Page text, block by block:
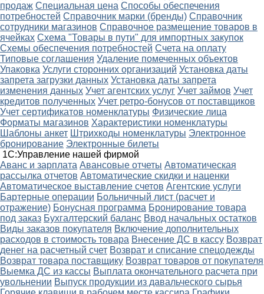
продаж Специальная цена Способы обеспечения
потребностей Справочник марки (бренды) Справочник
сотрудники магазинов Справочное размещение товаров в
ячейках Схема "Товары в пути" для импортных закупок
Схемы обеспечения потребностей Счета на оплату
Типовые соглашения Удаление помеченных объектов
Упаковка Услуги сторонних организаций Установка даты
запрета загрузки данных Установка даты запрета
изменения данных Учет агентских услуг Учет займов Учет
кредитов полученных Учет ретро-бонусов от поставщиков
Учет сертификатов номенклатуры Физические лица
Форматы магазинов Характеристики номенклатуры
Шаблоны анкет Штрихкоды номенклатуры Электронное
бронирование Электронные билеты
1С:Управление нашей фирмой
Аванс и зарплата Авансовые отчеты Автоматическая
рассылка отчетов Автоматические скидки и наценки
Автоматическое выставление счетов Агентские услуги
Бартерные операции Больничный лист (расчет и
отражение) Бонусная программа Бронирование товара
под заказ Бухгалтерский баланс Ввод начальных остатков
Виды заказов покупателя Включение дополнительных
расходов в стоимость товара Внесение ДС в кассу Возврат
денег на расчетный счет Возврат и списание спецодежды
Возврат товара поставщику Возврат товаров от покупателя
Выемка ДС из кассы Выплата окончательного расчета при
увольнении Выпуск продукции из давальческого сырья